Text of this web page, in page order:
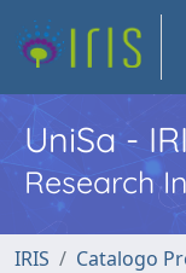
UniSa -
Research
IRIS
Catalogo